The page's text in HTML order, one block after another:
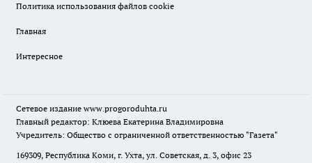
Политика использования файлов cookie
Главная
Интересное
Сетевое издание www.progoroduhta.ru
Главный редактор: Клюева Екатерина Владимировна
Учредитель: Общество с ограниченной ответственностью "Газета"
169309, Республика Коми, г. Ухта, ул. Советская, д. 3, офис 23